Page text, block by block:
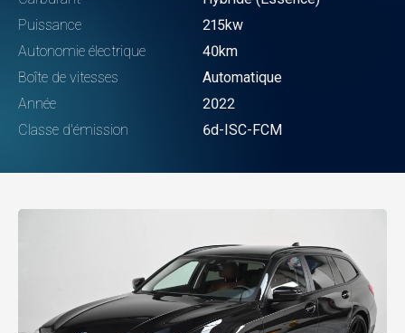
Puissance
215kw
Autonomie électrique
40km
Boîte de vitesses
Automatique
Année
2022
Classe d'émission
6d-ISC-FCM